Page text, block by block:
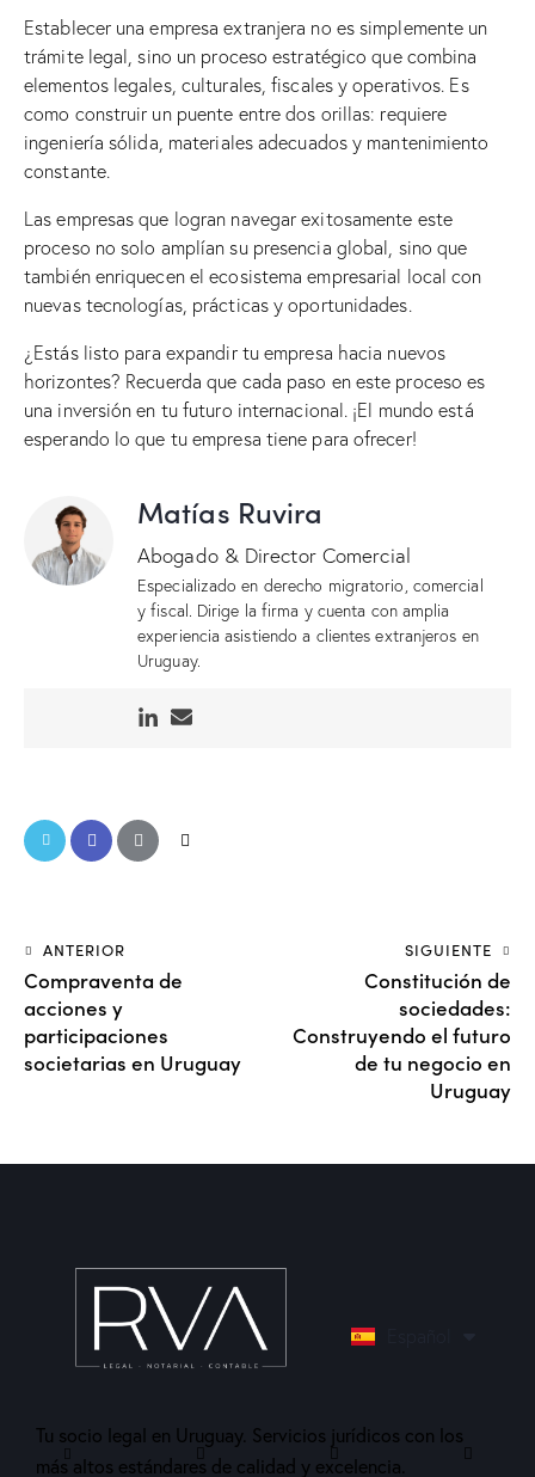
Establecer una empresa extranjera no es simplemente un
trámite legal, sino un proceso estratégico que combina
elementos legales, culturales, fiscales y operativos. Es
como construir un puente entre dos orillas: requiere
ingeniería sólida, materiales adecuados y mantenimiento
constante.
Las empresas que logran navegar exitosamente este
proceso no solo amplían su presencia global, sino que
también enriquecen el ecosistema empresarial local con
nuevas tecnologías, prácticas y oportunidades.
¿Estás listo para expandir tu empresa hacia nuevos
horizontes? Recuerda que cada paso en este proceso es
una inversión en tu futuro internacional. ¡El mundo está
esperando lo que tu empresa tiene para ofrecer!
Matías Ruvira
Abogado & Director Comercial
Especializado en derecho migratorio, comercial
y fiscal. Dirige la firma y cuenta con amplia
experiencia asistiendo a clientes extranjeros en
Uruguay.
ANTERIOR
Compraventa de
acciones y
participaciones
societarias en Uruguay
SIGUIENTE
Constitución de
sociedades:
Construyendo el futuro
de tu negocio en
Uruguay
Tu socio legal en Uruguay. Servicios jurídicos con los
más altos estándares de calidad y excelencia.